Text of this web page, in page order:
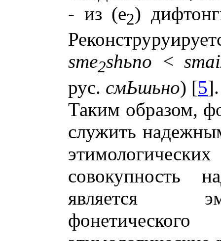
- из (е2)
sme2shьno <
рус. смЬшьно) [5].
Таким образом,
служить
совокупность
является